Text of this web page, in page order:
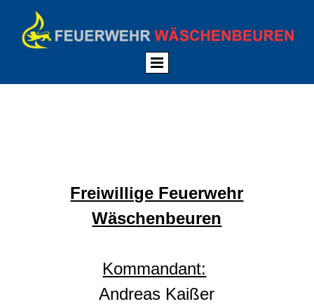
Freiwillige Feuerwehr
Wäschenbeuren
Kommandant:
Andreas Kaißer